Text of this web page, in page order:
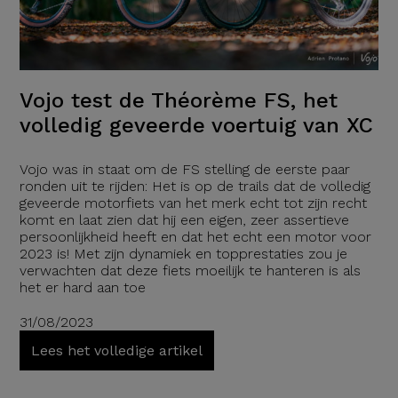
Vojo test de Théorème FS, het
volledig geveerde voertuig van XC
Vojo was in staat om de FS stelling de eerste paar
ronden uit te rijden: Het is op de trails dat de volledig
geveerde motorfiets van het merk echt tot zijn recht
komt en laat zien dat hij een eigen, zeer assertieve
persoonlijkheid heeft en dat het echt een motor voor
2023 is! Met zijn dynamiek en topprestaties zou je
verwachten dat deze fiets moeilijk te hanteren is als
het er hard aan toe
31/08/2023
Lees het volledige artikel